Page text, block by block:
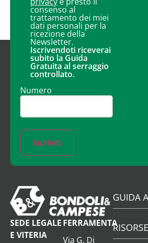
consenso al
trattamento dei miei
dati personali per la
ricezione della
Newsletter.
Iscrivendoti riceverai
subito la Guida
Gratuita al serraggio
controllato.
Numero
Iscriviti
SEDE LEGALE
E VITERIA
FERRAMENTA
Via G. Di
GUIDA